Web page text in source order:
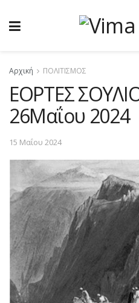
Αρχική ΠΟΛΙΤΙΣΜΟΣ
ΕΟΡΤΕΣ
26Μαΐου 2024
15 Μαΐου 2024